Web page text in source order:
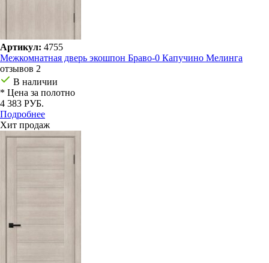
Артикул: 4755
Межкомнатная дверь экошпон Браво-0 Капучино Мелинга
отзывов 2
В наличии
* Цена за полотно
4 383 РУБ.
Подробнее
Хит продаж